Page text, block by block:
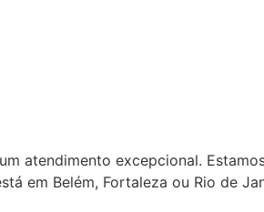
atendimento excepcional.
em Belém, Fortaleza ou Rio de